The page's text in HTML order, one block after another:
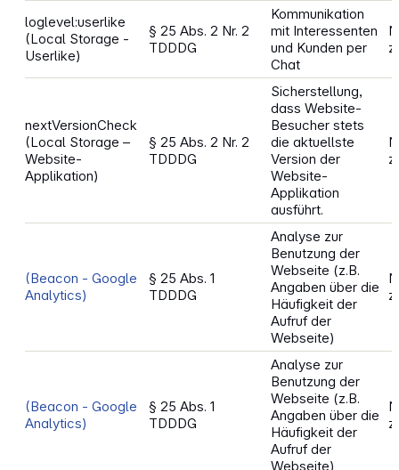
loglevel:userlike
(Local Storage -
Userlike)
§ 25 Abs. 2 Nr. 2
TDDDG
Kommunikation
mit Interessenten
und Kunden per
Chat
nextVersionCheck
(Local Storage –
Website-
Applikation)
§ 25 Abs. 2 Nr. 2
TDDDG
Sicherstellung,
dass Website-
Besucher stets
die aktuellste
Version der
Website-
Applikation
ausführt.
(Beacon - Google
Analytics)
§ 25 Abs. 1
TDDDG
Analyse zur
Benutzung der
Webseite (z.B.
Angaben über die
Häufigkeit der
Aufruf der
Webseite)
(Beacon - Google
Analytics)
§ 25 Abs. 1
TDDDG
Analyse zur
Benutzung der
Webseite (z.B.
Angaben über die
Häufigkeit der
Aufruf der
Webseite)